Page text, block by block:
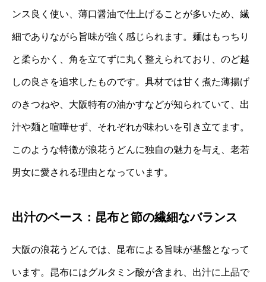
ンス良く使い、薄口醤油で仕上げることが多いため、繊
細でありながら旨味が強く感じられます。麺はもっちり
と柔らかく、角を立てずに丸く整えられており、のど越
しの良さを追求したものです。具材では甘く煮た薄揚げ
のきつねや、大阪特有の油かすなどが知られていて、出
汁や麺と喧嘩せず、それぞれが味わいを引き立てます。
このような特徴が浪花うどんに独自の魅力を与え、老若
男女に愛される理由となっています。
出汁のベース：昆布と節の繊細なバランス
大阪の浪花うどんでは、昆布による旨味が基盤となって
います。昆布にはグルタミン酸が含まれ、出汁に上品で